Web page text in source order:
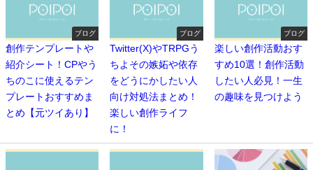
ブログ
創作テンプレートや
紹介シート！CPやう
ちのこに使えるテン
プレートおすすめま
とめ【元ツイあり】
ブログ
Twitter(X)やTRPGう
ちよその嫉妬や依存
をどうにかしたい人
向け対処法まとめ！
楽しい創作ライフ
に！
ブログ
楽しい創作活動おす
すめ10選！創作活動
したい人必見！一生
の趣味を見つけよう